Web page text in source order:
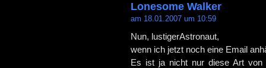
Lonesome Walker
am 18.01.2007 um 10:59
Nun, lustigerAstronaut,
wenn ich jetzt noch eine Email
Es ist ja nicht nur diese Art von